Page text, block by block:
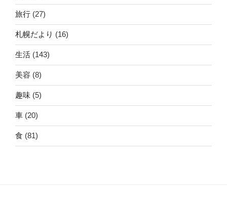
旅行 (27)
札幌だより (16)
生活 (143)
美容 (8)
趣味 (5)
車 (20)
食 (81)